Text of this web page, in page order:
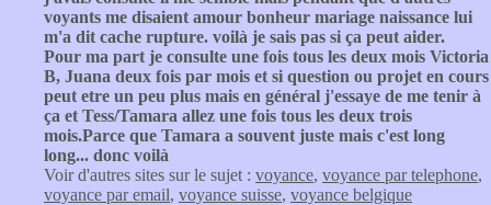
voyants me disaient amour bonheur mariage naissance lui
m'a dit cache rupture. voilà je sais pas si ça peut aider.
Pour ma part je consulte une fois tous les deux mois Victoria
B, Juana deux fois par mois et si question ou projet en cours
peut etre un peu plus mais en général j'essaye de me tenir à
ça et Tess/Tamara allez une fois tous les deux trois
mois.Parce que Tamara a souvent juste mais c'est long
long... donc voilà
Voir d'autres sites sur le sujet : voyance, voyance par telephone,
voyance par email, voyance suisse, voyance belgique